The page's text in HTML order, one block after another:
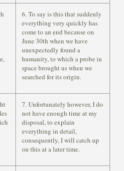
6. To say is this that suddenly
everything very quickly has
come to an end because on
June 30th when we have
unexpectedly found a
humanity, to which a probe in
space brought us when we
searched for its origin.
7. Unfortunately however, I do
not have enough time at my
disposal, to explain
everything in detail,
consequently, I will catch up
on this at a later time.